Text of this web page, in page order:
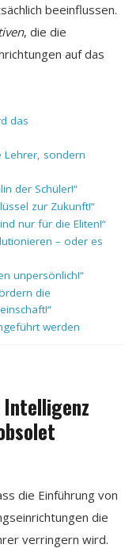
beeinflussen.
, die die
auf das
das
Lehrer, sondern
der Schüler!“
zur Zukunft!“
nur für die Eliten!“
– oder es
unpersönlich!“
die
werden
die Einführung von
die
verringern wird.